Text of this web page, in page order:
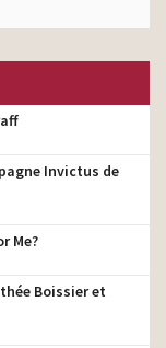
Invictus de
Me?
Boissier et